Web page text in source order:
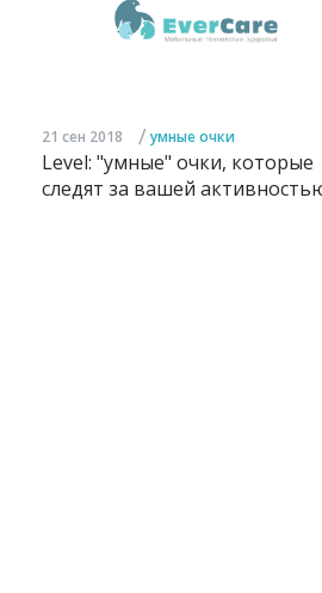
21 сен 2018 / умные очки
Level: "умные" очки, которые
следят за вашей